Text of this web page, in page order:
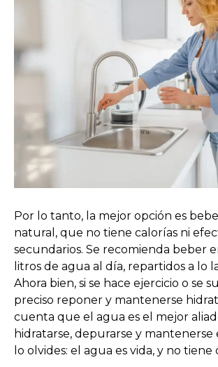
Por lo tanto, la mejor opción es
natural, que no tiene calorías ni
secundarios. Se recomienda beber
litros de agua al día, repartidos a lo
Ahora bien, si se hace ejercicio o se
preciso reponer y mantenerse
cuenta que el agua es el mejor
hidratarse, depurarse y mantenerse
lo olvides: el agua es vida, y no tiene